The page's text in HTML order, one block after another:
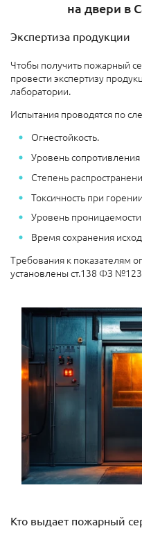
на двери в
Экспертиза продукции
Чтобы получить пожарный
провести экспертизу
лаборатории.
Испытания проводятся по
Огнестойкость.
Уровень
Степень
Токсичность при
Уровень
Время сохранения
Требования к показателям
установлены ст.138 ФЗ
Кто выдает пожарный